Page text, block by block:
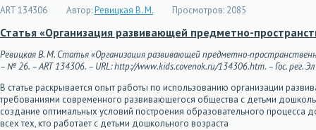
ART 134306 Автор:Ревицкая В. М. Просмотров: 2085
Статья «Организация развивающей предметно-
Ревицкая В. М. Статья «Организация развивающей предметно-
– № 26. – ART 134306. – URL: http://www.kids.covenok.ru/134306.htm. – Гос. рег.
В статье раскрывается опыт работы по использованию организации
требованиями современного развивающегося общества с детьми
создание оптимальных условий построения образовательного процесса
всех тех, кто работает с детьми дошкольного возраста